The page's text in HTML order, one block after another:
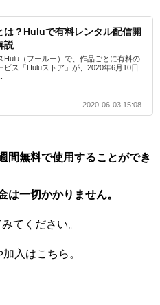
は？Huluで有料レンタル配信開
説
Hulu（フールー）で、作品ごとに有料の
ビス「Huluストア」が、2020年6月10日
2020-06-03 15:08
間無料で使用することができ
は一切かかりません。
てください。
入はこちら。